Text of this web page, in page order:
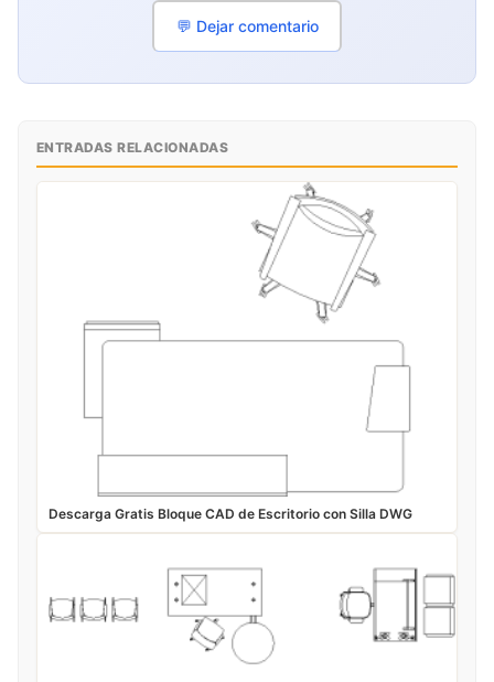
💬 Dejar comentario
ENTRADAS RELACIONADAS
Descarga Gratis Bloque CAD de Escritorio con Silla DWG